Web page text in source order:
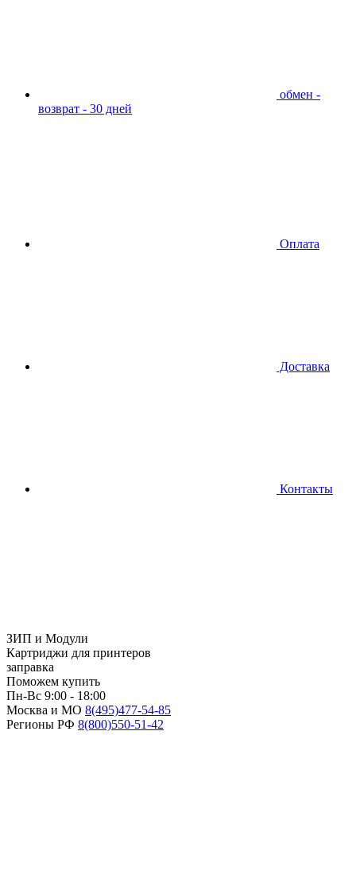
обмен -
возврат - 30 дней
Оплата
Доставка
Контакты
ЗИП и Модули
Картриджи для принтеров
заправка
Поможем купить
Пн-Вс 9:00 - 18:00
Москва и МО 8(495)477-54-85
Регионы РФ 8(800)550-51-42